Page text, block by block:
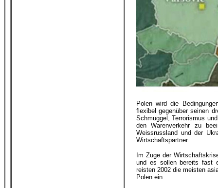
Polen wird die
flexibel gegenüber seinen
Schmuggel, Terrorismus
den Warenverkehr zu
Weissrussland und der
Wirtschaftspartner.
Im Zuge der
und es sollen bereits fast
reisten 2002 die meisten
Polen ein.